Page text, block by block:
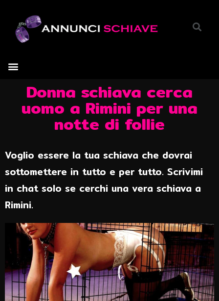
Donna schiava cerca
uomo a Rimini per una
notte di follie
Voglio essere la tua schiava che dovrai
sottomettere in tutto e per tutto. Scrivimi
in chat solo se cerchi una vera schiava a
Rimini.